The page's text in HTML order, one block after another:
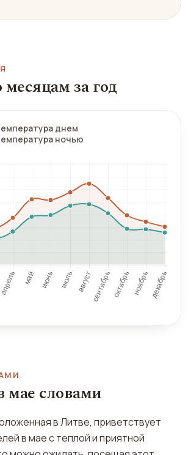
за год
днем
ночью
мае словами
в Литве, приветствует
в мае с теплой и приятной